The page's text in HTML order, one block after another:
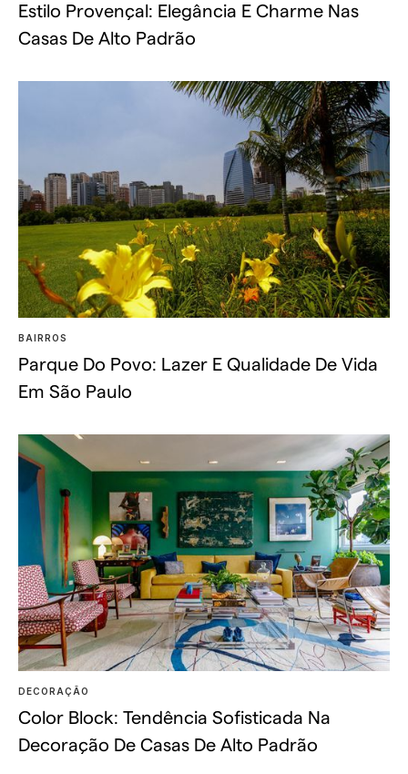
Estilo Provençal: Elegância E Charme Nas
Casas De Alto Padrão
BAIRROS
Parque Do Povo: Lazer E Qualidade De Vida
Em São Paulo
DECORAÇÃO
Color Block: Tendência Sofisticada Na
Decoração De Casas De Alto Padrão